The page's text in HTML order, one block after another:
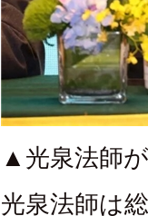
▲光泉法師
光泉法師は